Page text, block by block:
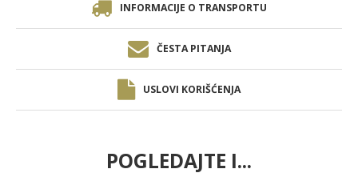
INFORMACIJE O TRANSPORTU
ČESTA PITANJA
USLOVI KORIŠĆENJA
POGLEDAJTE I...